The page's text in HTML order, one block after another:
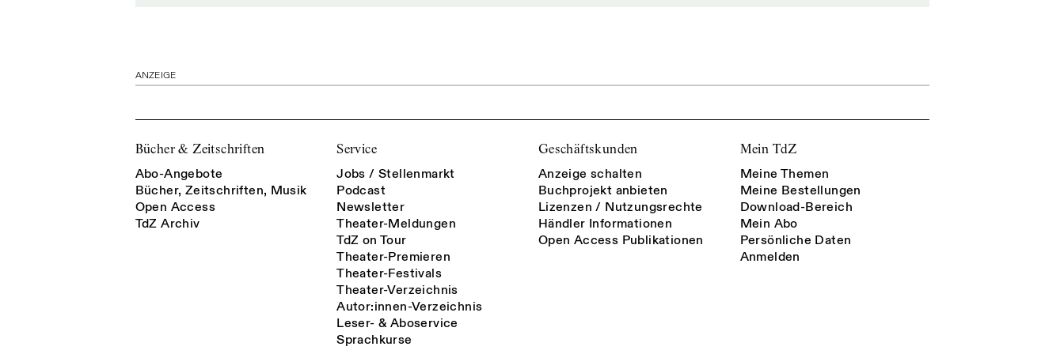
ANZEIGE
Bücher & Zeitschriften
Abo-Angebote
Bücher, Zeitschriften, Musik
Open Access
TdZ Archiv
Service
Jobs / Stellenmarkt
Podcast
Newsletter
Theater-Meldungen
TdZ on Tour
Theater-Premieren
Theater-Festivals
Theater-Verzeichnis
Autor:innen-Verzeichnis
Leser- & Aboservice
Sprachkurse
Geschäftskunden
Anzeige schalten
Buchprojekt anbieten
Lizenzen / Nutzungsrechte
Händler Informationen
Open Access Publikationen
Mein TdZ
Meine Themen
Meine Bestellungen
Download-Bereich
Mein Abo
Persönliche Daten
Anmelden